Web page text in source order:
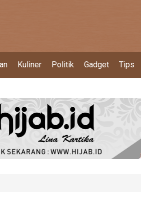
Kuliner Politik Gadget Tips